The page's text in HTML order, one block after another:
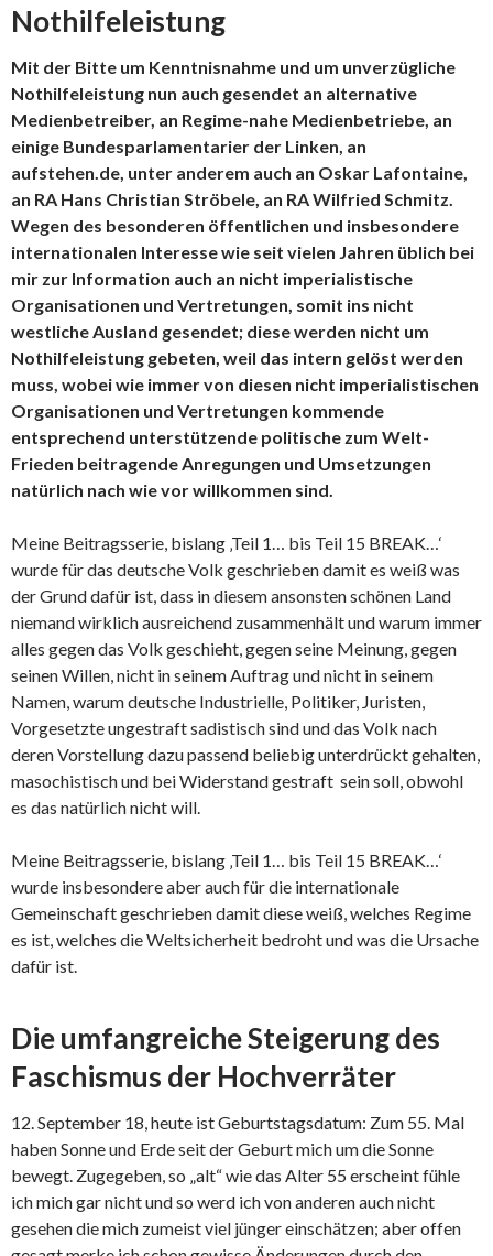
Nothilfeleistung
Mit der Bitte um Kenntnisnahme und um unverzügliche
Nothilfeleistung nun auch gesendet an alternative
Medienbetreiber, an Regime-nahe Medienbetriebe, an
einige Bundesparlamentarier der Linken, an
aufstehen.de, unter anderem auch an Oskar Lafontaine,
an RA Hans Christian Ströbele, an RA Wilfried Schmitz.
Wegen des besonderen öffentlichen und insbesondere
internationalen Interesse wie seit vielen Jahren üblich bei
mir zur Information auch an nicht imperialistische
Organisationen und Vertretungen, somit ins nicht
westliche Ausland gesendet; diese werden nicht um
Nothilfeleistung gebeten, weil das intern gelöst werden
muss, wobei wie immer von diesen nicht imperialistischen
Organisationen und Vertretungen kommende
entsprechend unterstützende politische zum Welt-
Frieden beitragende Anregungen und Umsetzungen
natürlich nach wie vor willkommen sind.
Meine Beitragsserie, bislang ‚Teil 1… bis Teil 15 BREAK…‘
wurde für das deutsche Volk geschrieben damit es weiß was
der Grund dafür ist, dass in diesem ansonsten schönen Land
niemand wirklich ausreichend zusammenhält und warum immer
alles gegen das Volk geschieht, gegen seine Meinung, gegen
seinen Willen, nicht in seinem Auftrag und nicht in seinem
Namen, warum deutsche Industrielle, Politiker, Juristen,
Vorgesetzte ungestraft sadistisch sind und das Volk nach
deren Vorstellung dazu passend beliebig unterdrückt gehalten,
masochistisch und bei Widerstand gestraft sein soll, obwohl
es das natürlich nicht will.
Meine Beitragsserie, bislang ‚Teil 1… bis Teil 15 BREAK…‘
wurde insbesondere aber auch für die internationale
Gemeinschaft geschrieben damit diese weiß, welches Regime
es ist, welches die Weltsicherheit bedroht und was die Ursache
dafür ist.
Die umfangreiche Steigerung des
Faschismus der Hochverräter
12. September 18, heute ist Geburtstagsdatum: Zum 55. Mal
haben Sonne und Erde seit der Geburt mich um die Sonne
bewegt. Zugegeben, so „alt“ wie das Alter 55 erscheint fühle
ich mich gar nicht und so werd ich von anderen auch nicht
gesehen die mich zumeist viel jünger einschätzen; aber offen